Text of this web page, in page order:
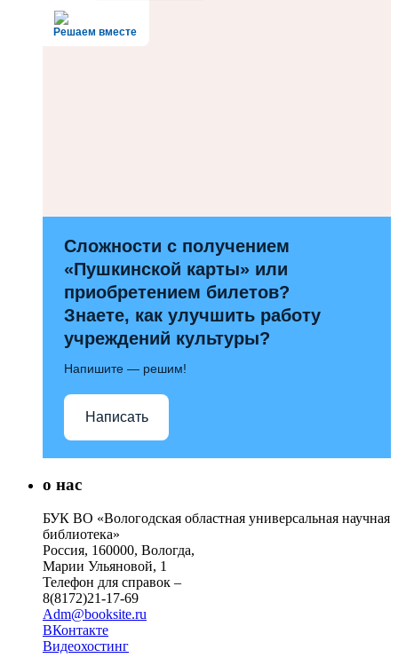
Решаем вместе
Сложности с получением
«Пушкинской карты» или
приобретением билетов?
Знаете, как улучшить работу
учреждений культуры?
Напишите — решим!
Написать
о нас
БУК ВО «Вологодская областная универсальная научная
библиотека»
Россия, 160000, Вологда,
Марии Ульяновой, 1
Телефон для справок –
8(8172)21-17-69
Adm@booksite.ru
ВКонтакте
Видеохостинг